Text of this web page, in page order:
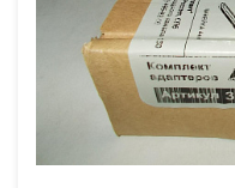
.Amos
.Atlant